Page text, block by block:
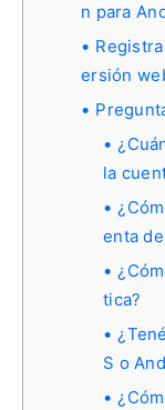
n para
ersión
la
enta
tica?
S o